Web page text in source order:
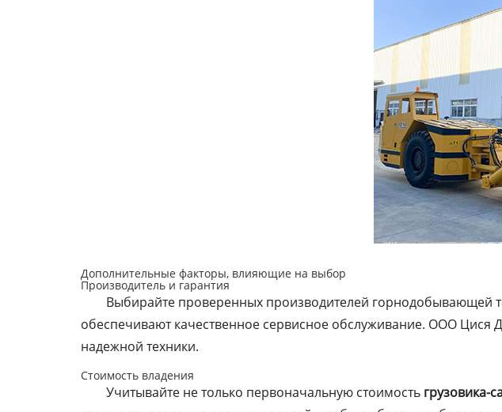
Дополнительные факторы, влияющие на выбор
Производитель и гарантия
Выбирайте проверенных производителей горнодобывающей
обеспечивают качественное сервисное обслуживание. ООО
надежной техники.
Стоимость владения
Учитывайте не только первоначальную стоимость грузовика-